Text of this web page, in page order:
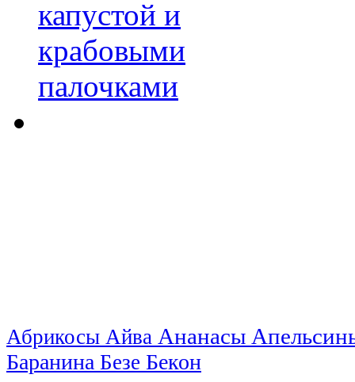
Абрикосы Айва Ананасы
Баранина Безе Бекон